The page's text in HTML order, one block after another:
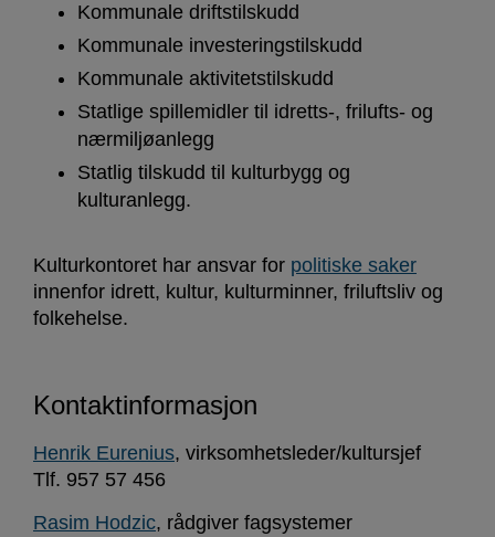
Kommunale driftstilskudd
Kommunale investeringstilskudd
Kommunale aktivitetstilskudd
Statlige spillemidler til idretts-, frilufts- og
nærmiljøanlegg
Statlig tilskudd til kulturbygg og
kulturanlegg.
Kulturkontoret har ansvar for politiske saker
innenfor idrett, kultur, kulturminner, friluftsliv og
folkehelse.
Kontaktinformasjon
Henrik Eurenius, virksomhetsleder/kultursjef
Tlf. 957 57 456
Rasim Hodzic, rådgiver fagsystemer